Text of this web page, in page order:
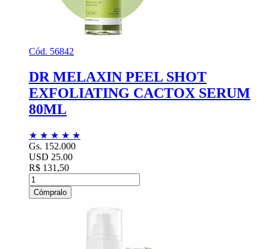
Cód. 56842
DR MELAXIN PEEL SHOT
EXFOLIATING CACTOX SERUM
80ML
★ ★ ★ ★ ★
Gs. 152.000
USD 25.00
R$ 131,50
Cómpralo